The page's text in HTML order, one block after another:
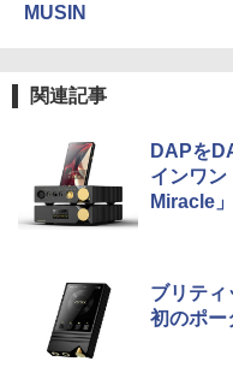
MUSIN
関連記事
DAPを
インワン
Miracle」
ブリティ
初のポー